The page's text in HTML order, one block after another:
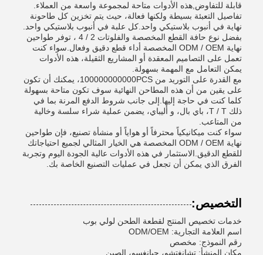
قابلة للتفاوض,هذه الأدوات متاحة لمجموعة واسعة من العملاء.
تفاصيل التعبئة بسيطة ولكنها فعالة، حيث يتم تخزين كل طاحونة
نهاية في أنبوب بلاستيكي واحد.كل علبة في أنبوب بلاستيكي واحد.
بفضل نوع حافة القطع المخصصة والفلوتات 2 / 4 ، توفر طواحين
نهاية ODM / OEM المخصصة أداء قطع دقيق وفعال.سواء كنت
تعمل على التصاميم المعقدة أو المشاريع الثقيلة، هذه الأدوات
يمكن التعامل مع المهمة بسهولة.
مع القدرة على التوريد من 100000000000PCS، يمكنك أن تكون
على يقين من أن هذه المطاحن النهائية سوف تكون متاحة بسهولة
كلما كنت في حاجة إليها.إلى جانب شروط الدفع المرنة بما في
ذلك T / T، باي بال، و أليباي، يضمن عملية شراء سلسة وخالية
من المتاعب.
سواء كنت ميكانيكياً محترفاً أو هواياً أو منشأة تصنيع، فإن طواحين
نهاية ODM / OEM المخصصة هي الخيار المثالي لجميع احتياجاتك
للقطع الدقيق.الاستثمار في هذه الأدوات عالية الجودة اليوم وتجربة
الفرق الذي يمكن أن تجعل في عمليات التصنيع الخاصة بك.
التخصيص:
خدمات تخصيص المنتج لقطعة الطحن لولي بوب
اسم العلامة التجارية: ODM/OEM
رقم النموذج: مخصص
مكان المنشأ: تشانغتشو، جيانغسو، الصين